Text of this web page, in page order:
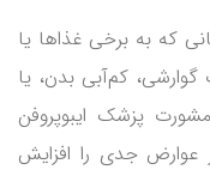
که به برخی غذاها یا
کم‌آبی بدن، یا
پزشک ایبوپروفن
جدی را افزایش